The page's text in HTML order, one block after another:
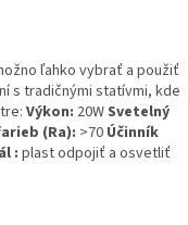
ľahko vybrať a použiť
s tradičnými statívmi, kde
Výkon: 20WSvetelný
(Ra): >70 Účinník
: plast odpojiť a osvetliť